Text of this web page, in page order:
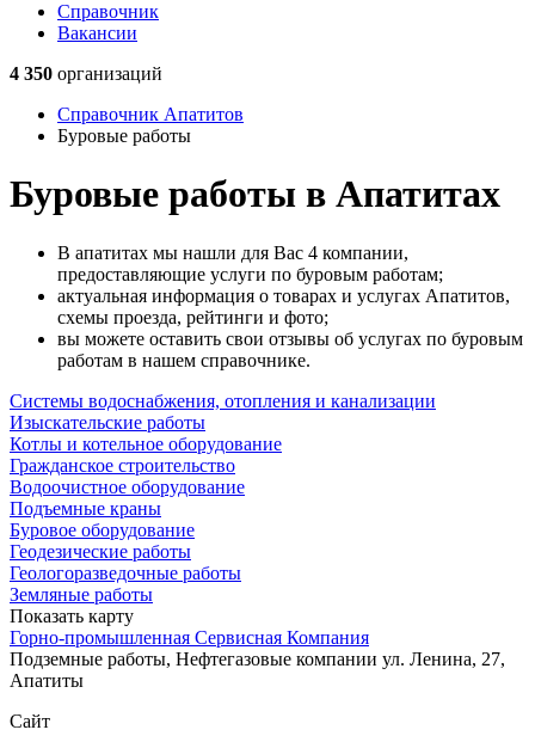
Справочник
Вакансии
4 350 организаций
Справочник Апатитов
Буровые работы
Буровые работы в Апатитах
В апатитах мы нашли для Вас 4 компании,
предоставляющие услуги по буровым работам;
актуальная информация о товарах и услугах Апатитов,
схемы проезда, рейтинги и фото;
вы можете оставить свои отзывы об услугах по буровым
работам в нашем справочнике.
Системы водоснабжения, отопления и канализации
Изыскательские работы
Котлы и котельное оборудование
Гражданское строительство
Водоочистное оборудование
Подъемные краны
Буровое оборудование
Геодезические работы
Геологоразведочные работы
Земляные работы
Показать карту
Горно-промышленная Сервисная Компания
Подземные работы, Нефтегазовые компании ул. Ленина, 27,
Апатиты
Сайт